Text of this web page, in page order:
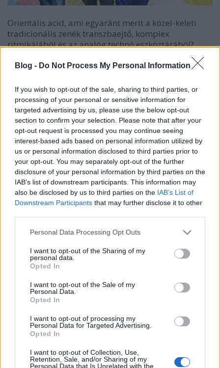
Blog - Do Not Process My Personal Information
If you wish to opt-out of the sale, sharing to third parties, or
processing of your personal or sensitive information for
targeted advertising by us, please use the below opt-out
section to confirm your selection. Please note that after your
opt-out request is processed you may continue seeing
interest-based ads based on personal information utilized by
us or personal information disclosed to third parties prior to
your opt-out. You may separately opt-out of the further
disclosure of your personal information by third parties on the
IAB’s list of downstream participants. This information may
also be disclosed by us to third parties on the IAB’s List of
Downstream Participants that may further disclose it to other
Please note that this website/app uses one or more Google
not limited to your visit or usage behaviour. You may click to
grant or deny consent to Google and its third-party tags to
use your data for below specified purposes in below Google
consent section.
Personal Data Processing Opt Outs
I want to opt-out of the Sharing of my
personal data.
Opted In
I want to opt-out of the Sale of my
Personal Data.
Opted In
I want to opt-out of processing my
Personal Data for Targeted Advertising.
Opted In
I want to opt-out of Collection, Use,
Retention, Sale, and/or Sharing of my
Personal Data that Is Unrelated with the
Orientális acid, ami egyaránt merít a közel-keleti
tradicionális zenék transzbaejtő, komplex
ritmikájából és az analóg technó eszköztárából?
Szerintünk nehéz ennél tánctér-kompatibilisebb
elegyet kitalálni, szóval szerencse, hogy a műfaj
Budapesten!
Guido Minisky és Hervé Carvalho projektje úgy
fuzionálja az analóg elektronikára jellemző vasakat
és a közel-keleti, valamint észak-afrikai tradicionális
zenét, hogy abból új minőség születik: az„oriental
acid”-ben ott van a techno ridegsége, de az említett
térségek zenéjének érzelmi és drámai töltete is.
Időpont: 2020. február 29.; 19:30
Facebook-eseményoldal